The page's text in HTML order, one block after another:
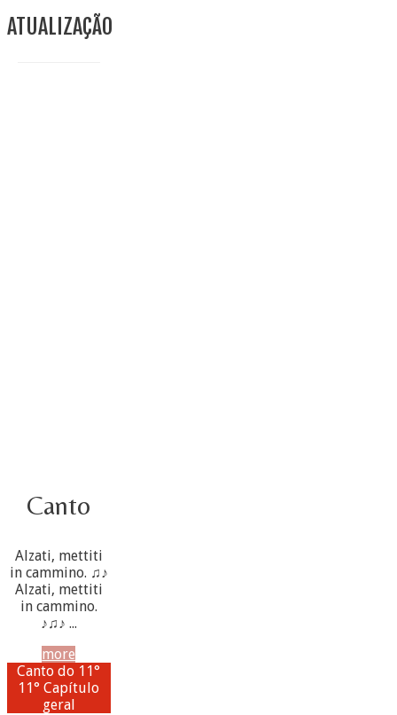
ATUALIZAÇÃO
Canto
Alzati, mettiti
in cammino. ♫♪
Alzati, mettiti
in cammino.
♪♫♪ ...
more
Canto do 11°
11° Capítulo
geral